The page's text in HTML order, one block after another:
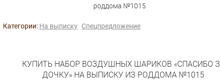
роддома №1015
Категории: На выписку Спецпредложение
КУПИТЬ НАБОР ВОЗДУШНЫХ ШАРИКОВ «СПАСИБО
ДОЧКУ» НА ВЫПИСКУ ИЗ РОДДОМА №1015